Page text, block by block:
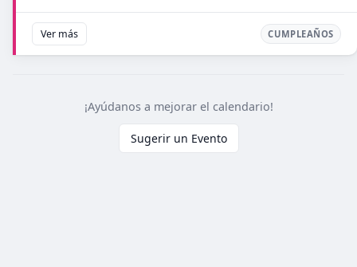
Ver más CUMPLEAÑOS
¡Ayúdanos a mejorar el calendario!
Sugerir un Evento